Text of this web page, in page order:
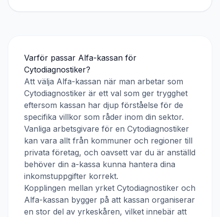
Varför passar Alfa-kassan för
Cytodiagnostiker?
Att välja Alfa-kassan när man arbetar som
Cytodiagnostiker är ett val som ger trygghet
eftersom kassan har djup förståelse för de
specifika villkor som råder inom din sektor.
Vanliga arbetsgivare för en Cytodiagnostiker
kan vara allt från kommuner och regioner till
privata företag, och oavsett var du är anställd
behöver din a-kassa kunna hantera dina
inkomstuppgifter korrekt.
Kopplingen mellan yrket Cytodiagnostiker och
Alfa-kassan bygger på att kassan organiserar
en stor del av yrkeskåren, vilket innebär att